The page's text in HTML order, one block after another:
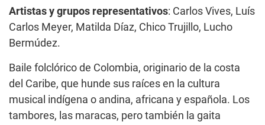
Artistas y grupos representativos: Carlos Vives, Luís
Carlos Meyer, Matilda Díaz, Chico Trujillo, Lucho
Bermúdez.
Baile folclórico de Colombia, originario de la costa
del Caribe, que hunde sus raíces en la cultura
musical indígena o andina, africana y española. Los
tambores, las maracas, pero también la gaita